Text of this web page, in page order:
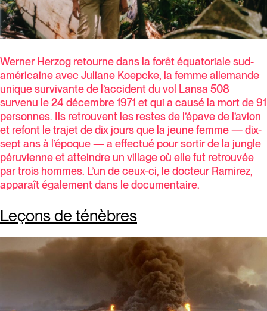
Werner Herzog retourne dans la forêt équatoriale sud-
américaine avec Juliane Koepcke, la femme allemande
unique survivante de l’accident du vol Lansa 508
survenu le 24 décembre 1971 et qui a causé la mort de 91
personnes. Ils retrouvent les restes de l’épave de l’avion
et refont le trajet de dix jours que la jeune femme — dix-
sept ans à l’époque — a effectué pour sortir de la jungle
péruvienne et atteindre un village où elle fut retrouvée
par trois hommes. L’un de ceux-ci, le docteur Ramirez,
apparaît également dans le documentaire.
Leçons de ténèbres